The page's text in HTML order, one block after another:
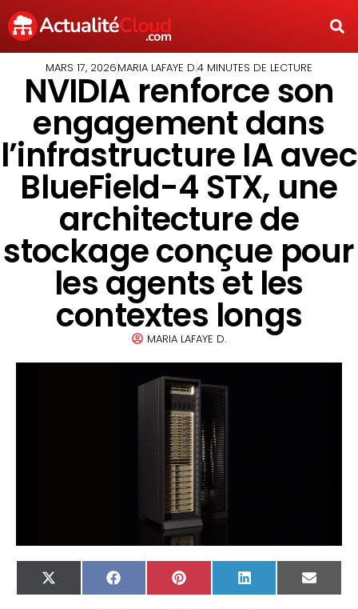
MARS 17, 2026MARIA LAFAYE D.4 MINUTES DE LECTURE
NVIDIA renforce son
engagement dans
l’infrastructure IA avec
BlueField-4 STX, une
architecture de
stockage conçue pour
les agents et les
contextes longs
MARIA LAFAYE D.
X
(Twitter)
FacebookPinterest LinkedIn
Email